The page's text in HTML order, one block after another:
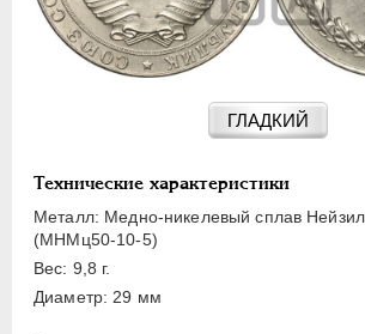
ГЛАДКИЙ
Технические характеристики
Металл: Медно-никелевый сплав
(МНМц50-10-5)
Вес: 9,8 г.
Диаметр: 29 мм
ПОЛТИННИК
1 РУБЛЬ
10 РУБЛЕЙ
ЧЕРВОНЕЦ